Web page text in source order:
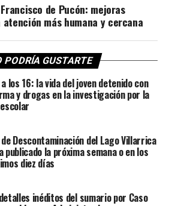
de Pucón: mejoras
más humana y cercana
PODRÍA GUSTARTE
los 16: la vida del joven detenido con
y drogas en la investigación por la
de Descontaminación del Lago Villarrica
publicado la próxima semana o en los
diez días
inéditos del sumario por Caso